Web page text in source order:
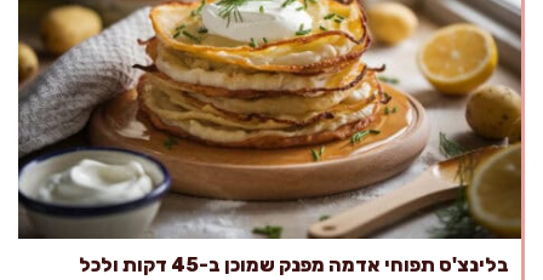
בלינצ'ס תפוחי אדמה מפנק שמוכן ב-45 דקות ולכל